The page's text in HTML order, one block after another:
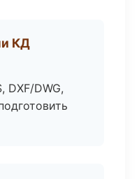
КД
DXF/DWG,